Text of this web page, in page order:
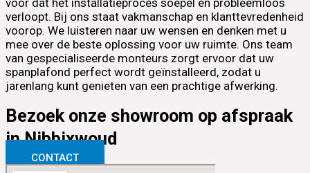
verloopt. Bij ons staat vakmanschap en klanttevredenheid
voorop. We luisteren naar uw wensen en denken met u
mee over de beste oplossing voor uw ruimte. Ons team
van gespecialiseerde monteurs zorgt ervoor dat uw
spanplafond perfect wordt geïnstalleerd, zodat u
jarenlang kunt genieten van een prachtige afwerking.
Bezoek onze showroom op afspraak
in Nibbixwoud
CONTACT